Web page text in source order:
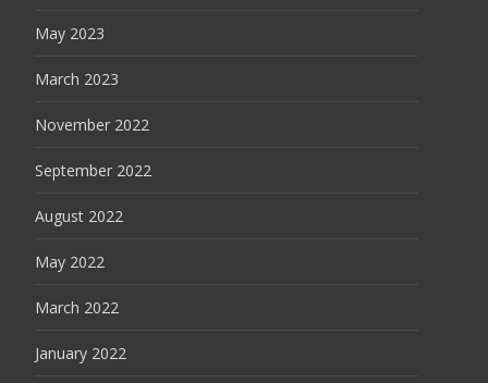
May 2023
March 2023
November 2022
September 2022
August 2022
May 2022
March 2022
January 2022